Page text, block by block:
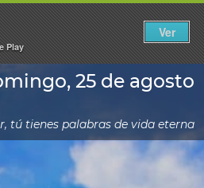
Play
Ver
25 de agosto
tú tienes palabras de vida eterna